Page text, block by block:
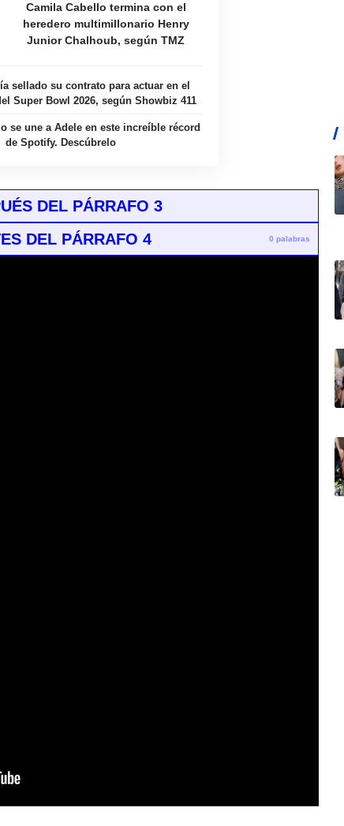
Camila Cabello termina con el
heredero multimillonario Henry
Junior Chalhoub, según TMZ
sellado su contrato para actuar en el
Super Bowl 2026, según Showbiz 411
se une a Adele en este increíble récord
de Spotify. Descúbrelo
DEL PÁRRAFO 3
DEL PÁRRAFO 4
0 palabras